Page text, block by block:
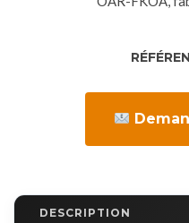
DESCRIPTION